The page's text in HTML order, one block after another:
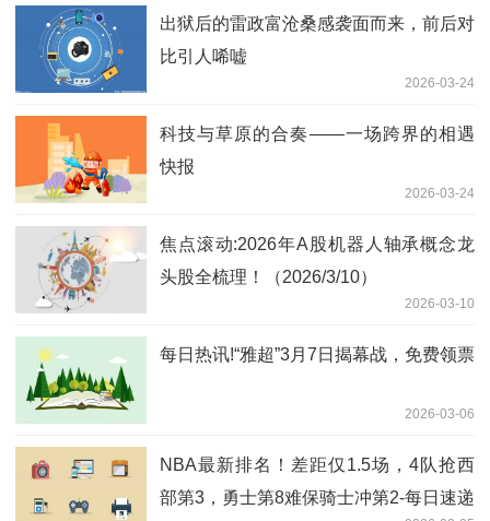
出狱后的雷政富沧桑感袭面而来，前后对
比引人唏嘘
2026-03-24
科技与草原的合奏——一场跨界的相遇
快报
2026-03-24
焦点滚动:2026年A股机器人轴承概念龙
头股全梳理！（2026/3/10）
2026-03-10
每日热讯!“雅超”3月7日揭幕战，免费领票
2026-03-06
NBA最新排名！差距仅1.5场，4队抢西
部第3，勇士第8难保骑士冲第2-每日速递